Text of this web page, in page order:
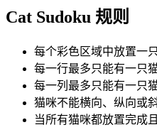
Cat Sudoku 规则
每个彩色区域中放置一只
每一行最多只能有一只猫
每一列最多只能有一只猫
猫咪不能横向、纵向或
当所有猫咪都放置完成